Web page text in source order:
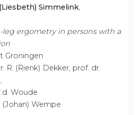
Simmelink,
leg ergometry in persons with a
Groningen
R. (Rienk) Dekker, prof. dr.
Woude
(Johan) Wempe